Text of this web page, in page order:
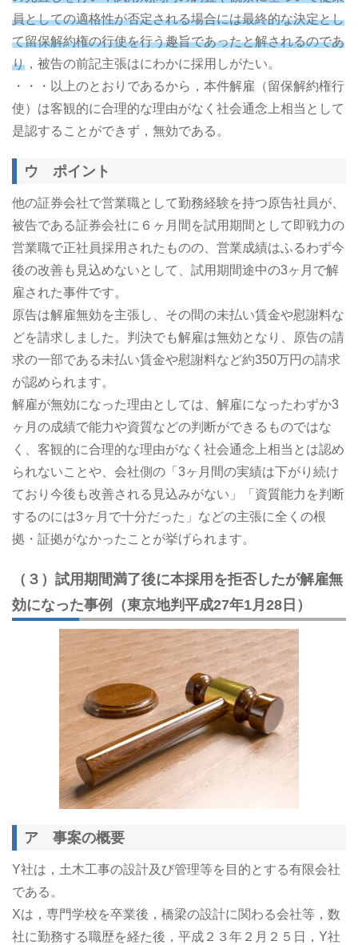
員としての適格性が否定される場合には最終的な決定とし
て留保解約権の行使を行う趣旨であったと解されるのであ
り ，被告の前記主張はにわかに採用しがたい。
・・・以上のとおりであるから，本件解雇（留保解約権行
使）は客観的に合理的な理由がなく社会通念上相当として
是認することができず，無効である。
ウ ポイント
他の証券会社で営業職として勤務経験を持つ原告社員が、
被告である証券会社に６ヶ月間を試用期間として即戦力の
営業職で正社員採用されたものの、営業成績はふるわず今
後の改善も見込めないとして、試用期間途中の3ヶ月で解
雇された事件です。
原告は解雇無効を主張し、その間の未払い賃金や慰謝料な
どを請求しました。判決でも解雇は無効となり、原告の請
求の一部である未払い賃金や慰謝料など約350万円の請求
が認められます。
解雇が無効になった理由としては、解雇になったわずか3
ヶ月の成績で能力や資質などの判断ができるものではな
く、客観的に合理的な理由がなく社会通念上相当とは認め
られないことや、会社側の「3ヶ月間の実績は下がり続け
ており今後も改善される見込みがない」「資質能力を判断
するのには3ヶ月で十分だった」などの主張に全くの根
拠・証拠がなかったことが挙げられます。
（３）試用期間満了後に本採用を拒否したが解雇無
効になった事例（東京地判平成27年1月28日）
ア 事案の概要
Y社は，土木工事の設計及び管理等を目的とする有限会社
である。
Xは，専門学校を卒業後，橋梁の設計に関わる会社等，数
社に勤務する職歴を経た後，平成２３年２月２５日，Y社